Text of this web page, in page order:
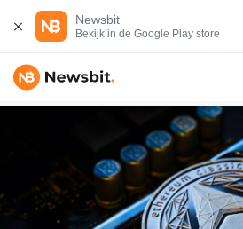
Newsbit
Bekijk in de Google Play store